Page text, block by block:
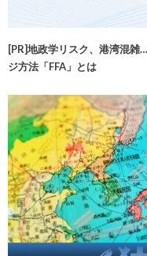
[PR]地政学リスク、港湾混雑
ジ方法「FFA」とは